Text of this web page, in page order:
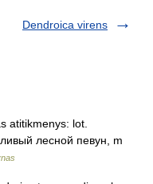
Dendroica virens
atitikmenys: lot.
лесной певун, m